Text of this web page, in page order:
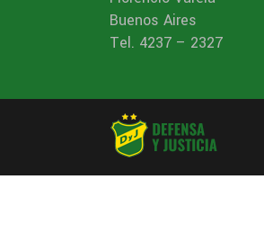
Buenos Aires
Tel. 4237 – 2327